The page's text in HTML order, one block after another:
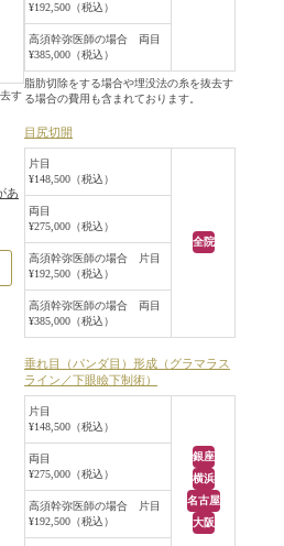
す
あ
な範囲内で目を広げて大きくしまし
た。
手術後6ヶ月には自然な二重になっ
て、つり目も程よく解消しました。
¥192,500（税込）
高須幹弥医師の場合 両目
¥385,000（税込）
脂肪切除をする場合や埋没法の糸を抜去す
る場合の費用も含まれております。
目尻切開
片目
¥148,500（税込）
全院
両目
¥275,000（税込）
高須幹弥医師の場合 片目
¥192,500（税込）
高須幹弥医師の場合 両目
¥385,000（税込）
垂れ目（パンダ目）形成（グラマラス
ライン／下眼瞼下制術）
片目
¥148,500（税込）
銀座
横浜
名古屋
大阪
両目
¥275,000（税込）
高須幹弥医師の場合 片目
¥192,500（税込）